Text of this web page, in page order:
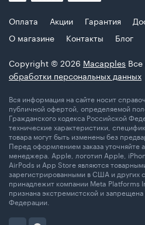
Оплата Акции Гарантия
О магазине
Контакты
Блог
Copyright © 2026 Macapples
обработки персональных данных
Вся информация на сайте носит
публичной офертой, определяемой
Гражданского кодекса Российской
технические характеристики,
товара могут быть изменены без
Перед оформлением заказа уточняйте
менеджера. Apple, логотип Apple,
AirPods и App Store являются
зарегистрированными в США и других
принадлежит компании Meta Platforms
признана экстремистской и
Федерации.